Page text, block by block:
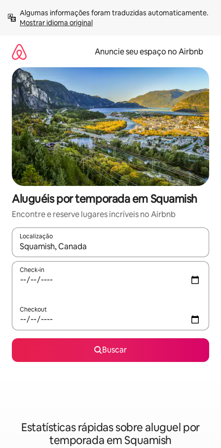
para
Mostrar idioma original
Anuncie seu espaço no Airbnb
Aluguéis por temporada em Squamish
Encontre e reserve lugares incríveis no Airbnb
Localização
Quando os resultados estiverem disponíveis, explore-os
Check-in
Checkout
Buscar
Estatísticas rápidas sobre aluguel por
temporada em Squamish